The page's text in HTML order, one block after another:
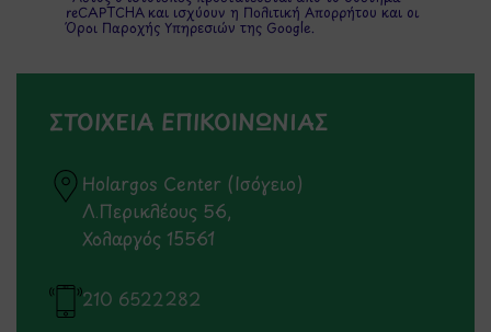
reCAPTCHA και ισχύουν η Πολιτική Απορρήτου και οι
Όροι Παροχής Υπηρεσιώντης Google.
ΣΤΟΙΧΕΙΑ ΕΠΙΚΟΙΝΩΝΙΑΣ
Holargos Center (Ισόγειο)
Λ.Περικλέους 56,
Χολαργός 15561
210 6522282